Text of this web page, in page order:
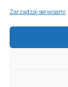
Zarządzaj serwisami